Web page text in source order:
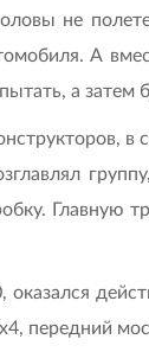
не
А
а затем
Главную
передний